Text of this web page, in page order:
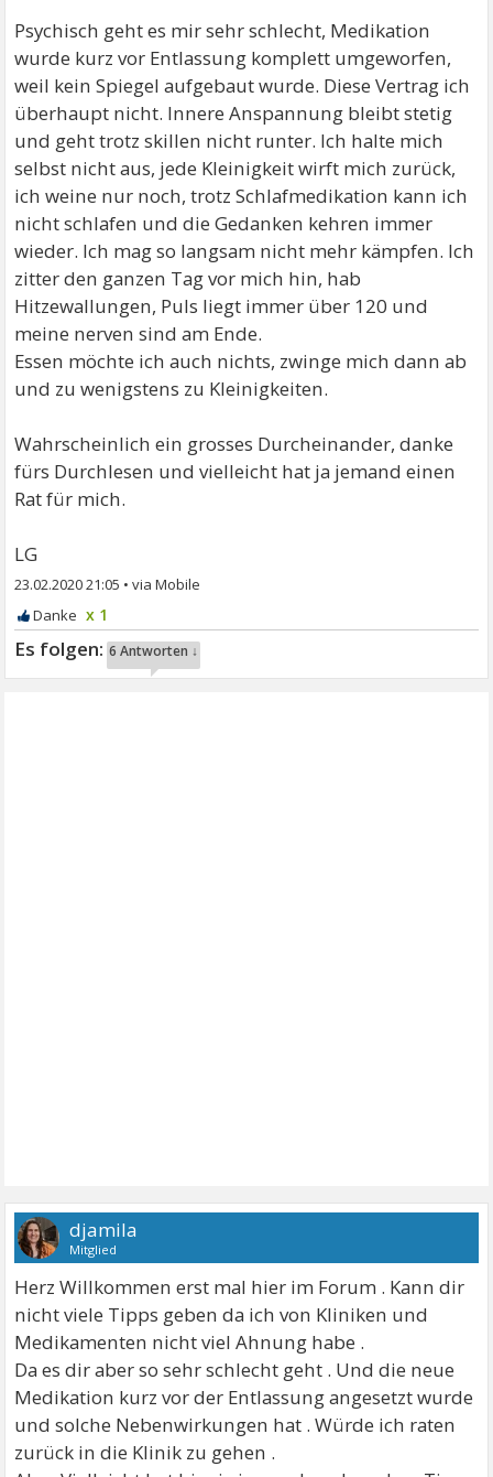
Psychisch geht es mir sehr schlecht, Medikation
wurde kurz vor Entlassung komplett umgeworfen,
weil kein Spiegel aufgebaut wurde. Diese Vertrag ich
überhaupt nicht. Innere Anspannung bleibt stetig
und geht trotz skillen nicht runter. Ich halte mich
selbst nicht aus, jede Kleinigkeit wirft mich zurück,
ich weine nur noch, trotz Schlafmedikation kann ich
nicht schlafen und die Gedanken kehren immer
wieder. Ich mag so langsam nicht mehr kämpfen. Ich
zitter den ganzen Tag vor mich hin, hab
Hitzewallungen, Puls liegt immer über 120 und
meine nerven sind am Ende.
Essen möchte ich auch nichts, zwinge mich dann ab
und zu wenigstens zu Kleinigkeiten.
Wahrscheinlich ein grosses Durcheinander, danke
fürs Durchlesen und vielleicht hat ja jemand einen
Rat für mich.
LG
23.02.2020 21:05 •
x 1
6 Antworten ↓
djamila
Mitglied
Herz Willkommen erst mal hier im Forum . Kann dir
nicht viele Tipps geben da ich von Kliniken und
Medikamenten nicht viel Ahnung habe .
Da es dir aber so sehr schlecht geht . Und die neue
Medikation kurz vor der Entlassung angesetzt wurde
und solche Nebenwirkungen hat . Würde ich raten
zurück in die Klinik zu gehen .